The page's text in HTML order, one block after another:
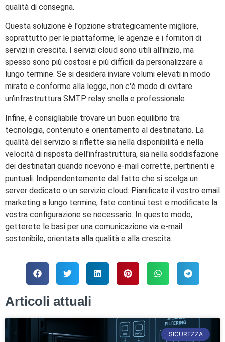
qualità di consegna.
Questa soluzione è l'opzione strategicamente migliore,
soprattutto per le piattaforme, le agenzie e i fornitori di
servizi in crescita. I servizi cloud sono utili all'inizio, ma
spesso sono più costosi e più difficili da personalizzare a
lungo termine. Se si desidera inviare volumi elevati in modo
mirato e conforme alla legge, non c'è modo di evitare
un'infrastruttura SMTP relay snella e professionale.
Infine, è consigliabile trovare un buon equilibrio tra
tecnologia, contenuto e orientamento al destinatario. La
qualità del servizio si riflette sia nella disponibilità e nella
velocità di risposta dell'infrastruttura, sia nella soddisfazione
dei destinatari quando ricevono e-mail corrette, pertinenti e
puntuali. Indipendentemente dal fatto che si scelga un
server dedicato o un servizio cloud: Pianificate il vostro email
marketing a lungo termine, fate continui test e modificate la
vostra configurazione se necessario. In questo modo,
getterete le basi per una comunicazione via e-mail
sostenibile, orientata alla qualità e alla crescita.
Articoli attuali
SICUREZZA